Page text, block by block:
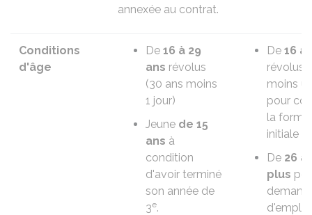
annexée au contrat.
Conditions
d'âge
De 16 à 29
ans révolus
(30 ans moins
1 jour)
Jeune de 15
ans à
condition
d'avoir terminé
son année de
3e.
De 16 à
révolus
moins
pour
la
initiale
De 26
plus
d'emploi